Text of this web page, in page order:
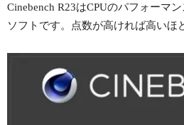
Cinebench R23はCPUのパフォーマ
ソフトです。点数が高ければ高いほ